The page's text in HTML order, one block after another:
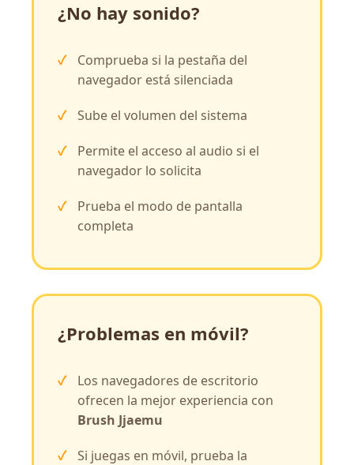
¿No hay sonido?
Comprueba si la pestaña del
navegador está silenciada
Sube el volumen del sistema
Permite el acceso al audio si el
navegador lo solicita
Prueba el modo de pantalla
completa
¿Problemas en móvil?
Los navegadores de escritorio
ofrecen la mejor experiencia con
Brush Jjaemu
Si juegas en móvil, prueba la